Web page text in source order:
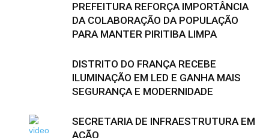
PREFEITURA REFORÇA IMPORTÂNCIA
DA COLABORAÇÃO DA POPULAÇÃO
PARA MANTER PIRITIBA LIMPA
DISTRITO DO FRANÇA RECEBE
ILUMINAÇÃO EM LED E GANHA MAIS
SEGURANÇA E MODERNIDADE
SECRETARIA DE INFRAESTRUTURA EM
AÇÃO